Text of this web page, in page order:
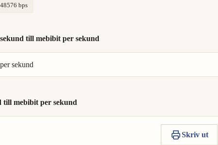
bps
till mebibit per sekund
sekund
till mebibit per sekund
Skriv ut